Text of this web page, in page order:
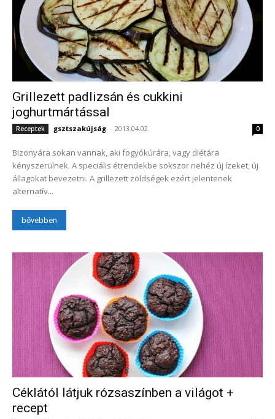
Grillezett padlizsán és cukkini
joghurtmártással
Receptek gsztszakújság - 2013.04.02. 0
Bizonyára sokan vannak, aki fogyókúrára, vagy diétára
kényszerülnek. A speciális étrendekbe sokszor nehéz új ízeket, új
állagokat bevezetni. A grillezett zöldségek ezért jelentenek
alternatív...
bővebben
Céklától látjuk rózsaszínben a világot +
recept